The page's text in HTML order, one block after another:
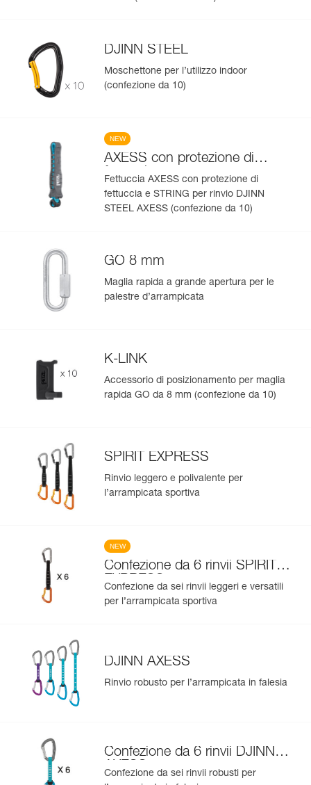
DJINN STEEL
Moschettone per l’utilizzo indoor
(confezione da 10)
NEW
AXESS con protezione di
fettuccia
Fettuccia AXESS con protezione di
fettuccia e STRING per rinvio DJINN
STEEL AXESS (confezione da 10)
GO 8 mm
Maglia rapida a grande apertura per le
palestre d’arrampicata
K-LINK
Accessorio di posizionamento per maglia
rapida GO da 8 mm (confezione da 10)
SPIRIT EXPRESS
Rinvio leggero e polivalente per
l’arrampicata sportiva
NEW
Confezione da 6 rinvii SPIRIT
EXPRESS
Confezione da sei rinvii leggeri e versatili
per l’arrampicata sportiva
DJINN AXESS
Rinvio robusto per l’arrampicata in falesia
Confezione da 6 rinvii DJINN
AXESS
Confezione da sei rinvii robusti per